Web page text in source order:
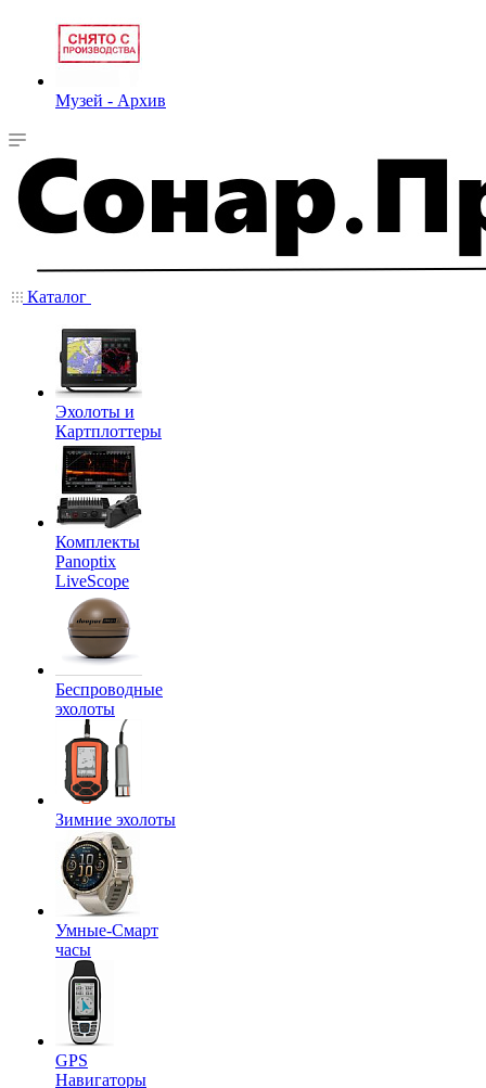
Музей - Архив
Каталог
Эхолоты и
Картплоттеры
Комплекты
Panoptix
LiveScope
Беспроводные
эхолоты
Зимние эхолоты
Умные-Смарт
часы
GPS
Навигаторы